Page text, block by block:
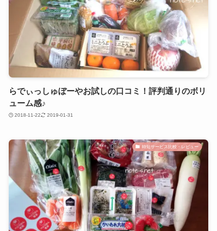
らでぃっしゅぼーやお試しの口コミ！評判通りのボリ
ューム感♪
2018-11-22 2019-01-31
時短サービス比較・レビュー